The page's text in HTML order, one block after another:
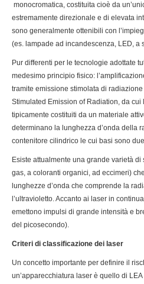
monocromatica, costituita cioè da
estremamente direzionale e di elevata
sono generalmente ottenibili con
(es. lampade ad incandescenza, LED, a
Pur differenti per le tecnologie adottate
medesimo principio fisico:
tramite emissione stimolata di
Stimulated Emission of Radiation, da cui
tipicamente costituiti da un materiale
determinano la lunghezza d’onda della
contenitore cilindrico le cui basi sono
Esiste attualmente una grande varietà
gas, a coloranti organici, ad eccimeri)
lunghezze d’onda che comprende la
l’ultravioletto. Accanto ai laser in
emettono impulsi di grande intensità e
del picosecondo).
Criteri di classificazione dei laser
Un concetto importante per definire il
un’apparecchiatura laser è quello di